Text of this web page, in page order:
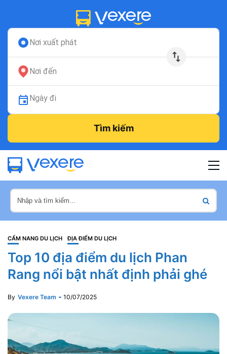
Nơi xuất phát
Nơi đến
Ngày đi
Tìm kiếm
CẨM NANG DU LỊCH ĐỊA ĐIỂM DU LỊCH
Top 10 địa điểm du lịch Phan
Rang nổi bật nhất định phải ghé
By Vexere Team 10/07/2025